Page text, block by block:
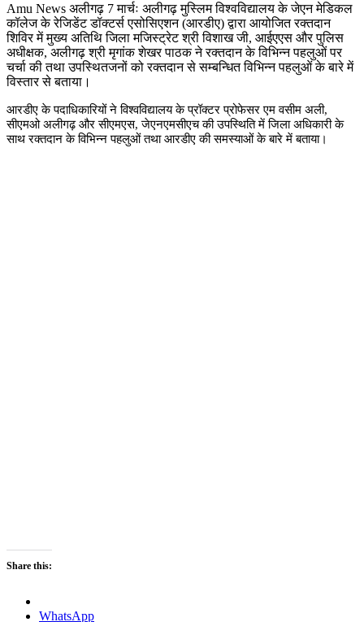
Amu News अलीगढ़ 7मार्चः अलीगढ़ मुस्लिम विश्वविद्यालय के जेएन मेडिकल
कॉलेज के रेजिडेंट डॉक्टर्स एसोसिएशन (आरडीए) द्वारा आयोजित रक्तदान
शिविर में मुख्य अतिथि जिला मजिस्ट्रेट श्री विशाख जी, आईएएस और पुलिस
अधीक्षक, अलीगढ़ श्री मृगांक शेखर पाठक ने रक्तदान के विभिन्न पहलुओं पर
चर्चा की तथा उपस्थितजनों को रक्तदान से सम्बन्धित विभिन्न पहलुओं के बारे में
विस्तार से बताया।
आरडीए के पदाधिकारियों ने विश्वविद्यालय के प्रॉक्टर प्रोफेसर एम वसीम अली,
सीएमओ अलीगढ़ और सीएमएस,जेएनएमसीएच की उपस्थिति में जिला अधिकारी के
साथ रक्तदान के विभिन्न पहलुओं तथा आरडीए की समस्याओं के बारे में बताया।
Share this:
WhatsApp